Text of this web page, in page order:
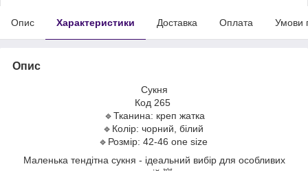
Опис Характеристики Доставка Оплата Умови
Опис
Сукня
Код 265
🔹Тканина: креп жатка
🔹Колір: чорний, білий
🔹Розмір: 42-46 one size
Маленька тендітна сукня - ідеальний вибір для особливих